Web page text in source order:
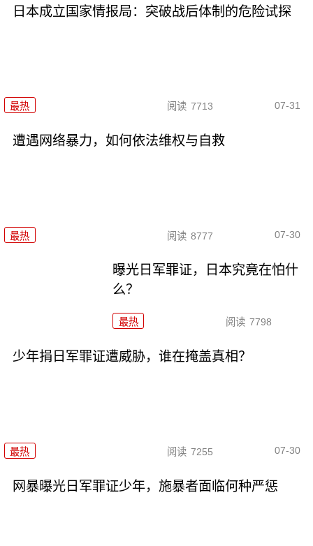
日本成立国家情报局：突破战后体制的危险试探
最热 阅读 7713 07-31
遭遇网络暴力，如何依法维权与自救
最热 阅读 8777 07-30
曝光日军罪证，日本究竟在怕什
么？
最热 阅读 7798
少年捐日军罪证遭威胁，谁在掩盖真相？
最热 阅读 7255 07-30
网暴曝光日军罪证少年，施暴者面临何种严惩